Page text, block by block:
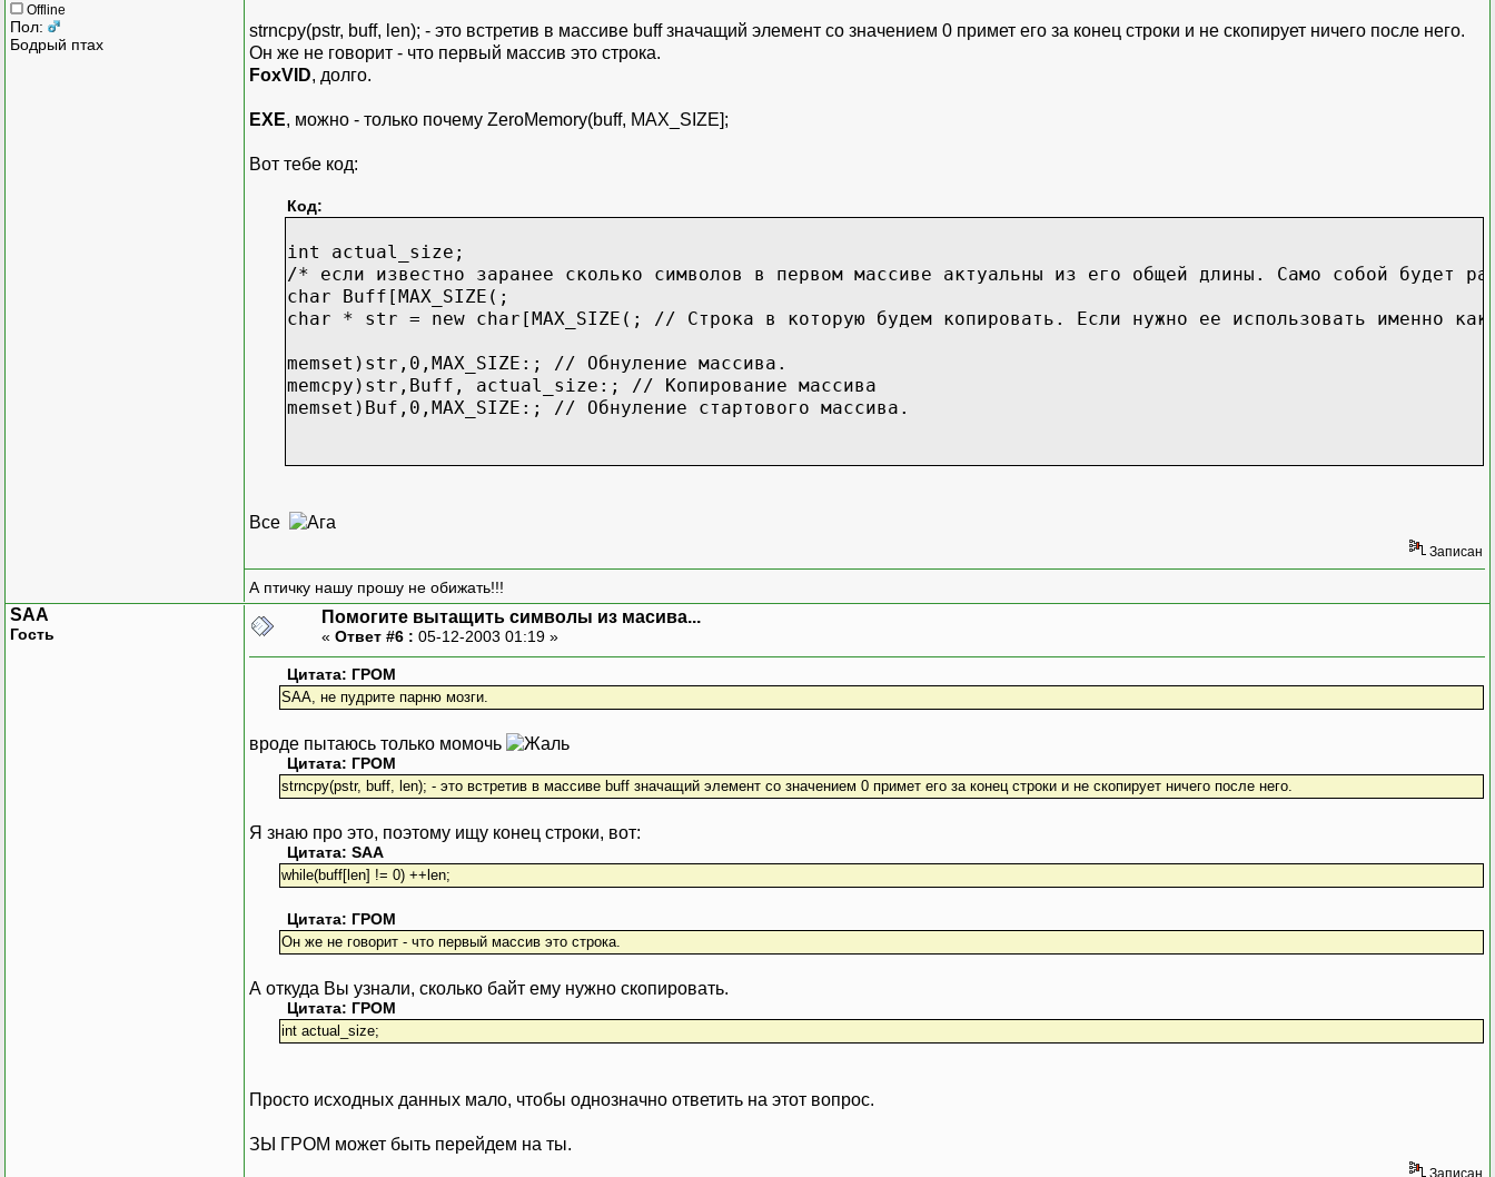
Offline
Пол:
Бодрый птах
strncpy(pstr, buff, len); - это встретив в массиве buff значащий элемент со значением 0 примет его за конец строки и не скопирует ничего после него.
Он же не говорит - что первый массив это строка.
FoxVID, долго.
EXE, можно - только почему ZeroMemory(buff, MAX_SIZE];
Вот тебе код:
Код:
int actual_size;
/* если известно заранее сколько символов в первом массиве актуальны из его общей длины. Само собой будет
char Buff[MAX_SIZE(;
char * str = new char[MAX_SIZE(; // Строка в которую будем копировать. Если нужно ее использовать именно
memset)str,0,MAX_SIZE:; // Обнуление массива.
memcpy)str,Buff, actual_size:; // Копирование массива
memset)Buf,0,MAX_SIZE:; // Обнуление стартового массива.
Все
Записан
А птичку нашу прошу не обижать!!!
SAA
Гость
Помогите вытащить символы из масива...
« Ответ #6 : 05-12-2003 01:19 »
Цитата: ГРОМ
SAA, не пудрите парню мозги.
вроде пытаюсь только момочь
Цитата: ГРОМ
strncpy(pstr, buff, len); - это встретив в массиве buff значащий элемент со значением 0 примет его за конец строки и не скопирует ничего после него.
Я знаю про это, поэтому ищу конец строки, вот:
Цитата: SAA
while(buff[len] != 0) ++len;
Цитата: ГРОМ
Он же не говорит - что первый массив это строка.
А откуда Вы узнали, сколько байт ему нужно скопировать.
Цитата: ГРОМ
int actual_size;
Просто исходных данных мало, чтобы однозначно ответить на этот вопрос.
ЗЫ ГРОМ может быть перейдем на ты.
Записан